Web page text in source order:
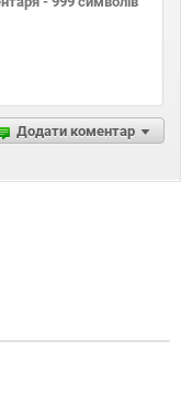
Додати коментар